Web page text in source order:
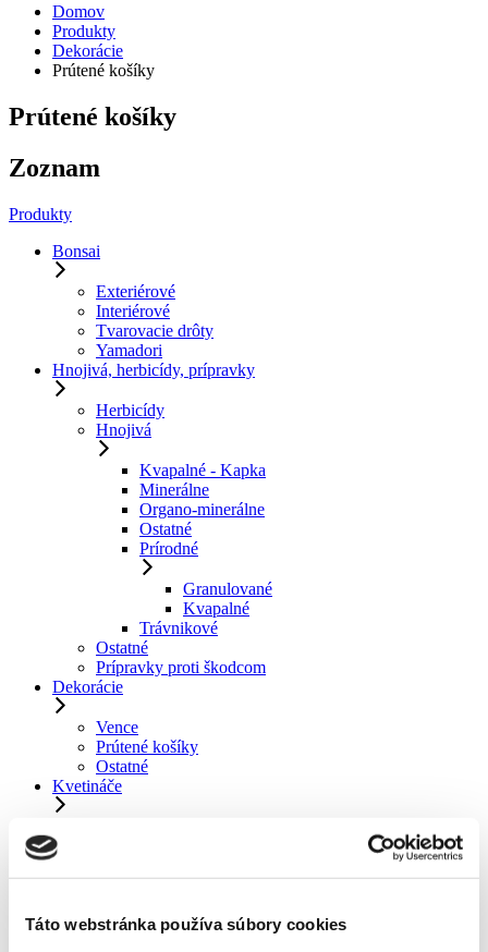
Táto webstránka používa súbory cookies
Domov
Produkty
Dekorácie
Prútené košíky
Prútené košíky
Zoznam
Produkty
Bonsai
Exteriérové
Interiérové
Tvarovacie drôty
Yamadori
Hnojivá, herbicídy, prípravky
Herbicídy
Hnojivá
Kvapalné - Kapka
Minerálne
Organo-minerálne
Ostatné
Prírodné
Granulované
Kvapalné
Trávnikové
Ostatné
Prípravky proti škodcom
Dekorácie
Vence
Prútené košíky
Ostatné
Kvetináče
Balkónové kvetináče
Živé rastliny